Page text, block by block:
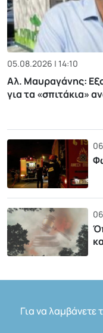
05.08.2026 | 14:10
Αλ. Μαυραγάνης:
για τα «σπιτάκια»
Για να